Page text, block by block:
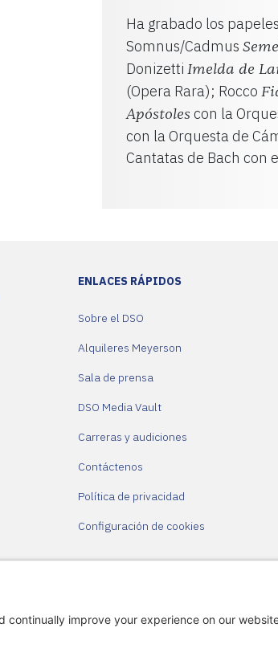
Ha grabado los
Somnus/Cadmus
Donizetti Imelda de
(Opera Rara); Rocco
Apóstoles con la
con la Orquesta de
Cantatas de Bach con
ENLACES RÁPIDOS
Sobre el DSO
Alquileres Meyerson
Sala de prensa
DSO Media Vault
Carreras y audiciones
Contáctenos
Política de privacidad
Configuración de cookies